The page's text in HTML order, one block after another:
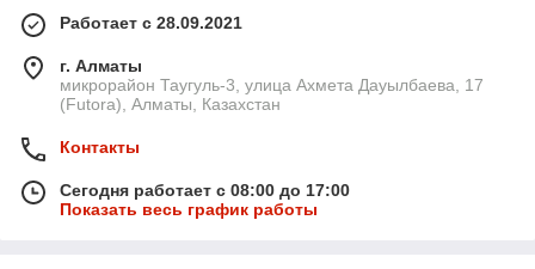
Работает с 28.09.2021
г. Алматы
микрорайон Таугуль-3, улица Ахмета Дауылбаева, 17
(Futora), Алматы, Казахстан
Контакты
Сегодня работает с 08:00 до 17:00
Показать весь график работы